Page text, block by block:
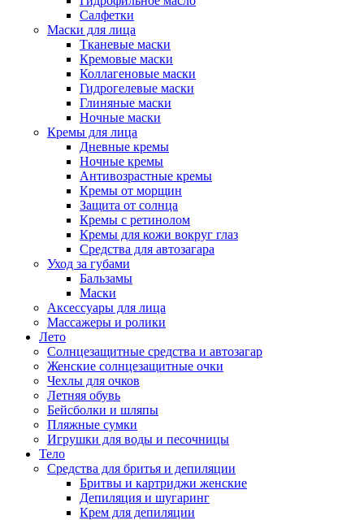
Салфетки
Маски для лица
Тканевые маски
Кремовые маски
Коллагеновые маски
Гидрогелевые маски
Глиняные маски
Ночные маски
Кремы для лица
Дневные кремы
Ночные кремы
Антивозрастные кремы
Кремы от морщин
Защита от солнца
Кремы с ретинолом
Кремы для кожи вокруг глаз
Средства для автозагара
Уход за губами
Бальзамы
Маски
Аксессуары для лица
Массажеры и ролики
Лето
Солнцезащитные средства и автозагар
Женские солнцезащитные очки
Чехлы для очков
Летняя обувь
Бейсболки и шляпы
Пляжные сумки
Игрушки для воды и песочницы
Тело
Средства для бритья и депиляции
Бритвы и картриджи женские
Депиляция и шугаринг
Крем для депиляции